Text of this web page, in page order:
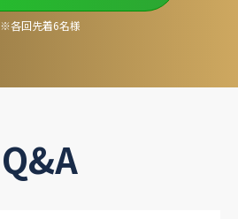
※各回先着6名様
Q&A